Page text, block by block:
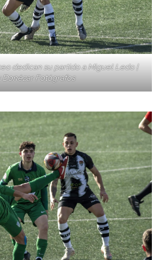
dedican su partido a Miguel Ledo |
Donézar Fotógrafos